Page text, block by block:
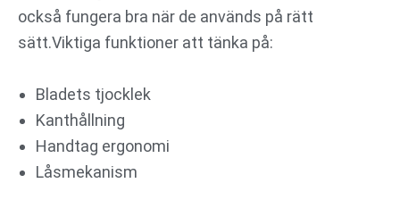
också fungera bra när de används på rätt
sätt.Viktiga funktioner att tänka på:
Bladets tjocklek
Kanthållning
Handtag ergonomi
Låsmekanism